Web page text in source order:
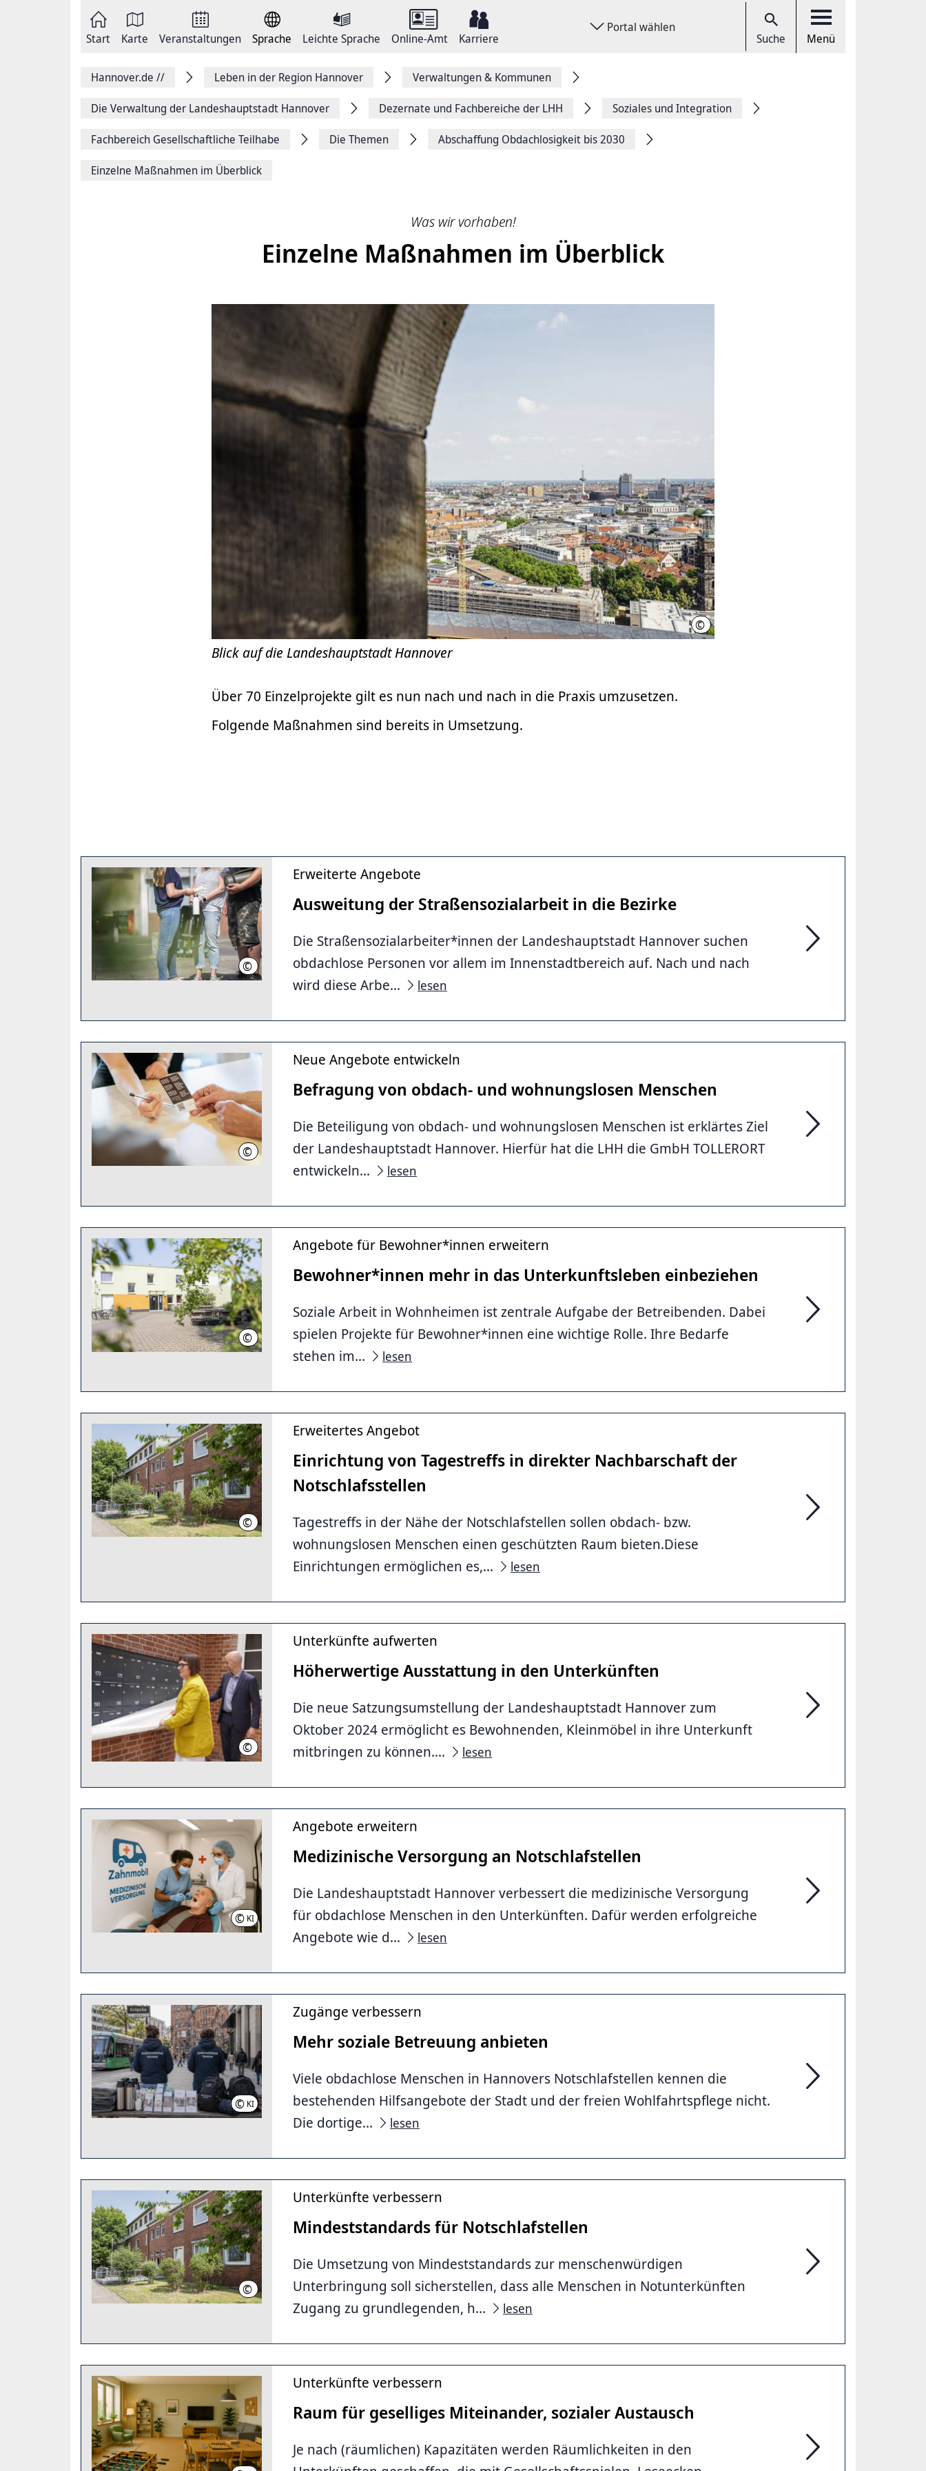
Start Karte Veranstaltungen Sprache Leichte Sprache Online-Amt Karriere
Portal wählen
Suche Menü
Hannover.de // Leben in der Region Hannover Verwaltungen & Kommunen
Die Verwaltung der Landeshauptstadt Hannover Dezernate und Fachbereiche der LHH Soziales und Integration
Fachbereich Gesellschaftliche Teilhabe Die Themen Abschaffung Obdachlosigkeit bis 2030
Einzelne Maßnahmen im Überblick
Was wir vorhaben!
Einzelne Maßnahmen im Überblick
© LHH/AL-Jammali
Blick auf die Landeshauptstadt Hannover
Über 70 Einzelprojekte gilt es nun nach und nach in die Praxis umzusetzen.
Folgende Maßnahmen sind bereits in Umsetzung.
© LHH/AL-Jammali
Erweiterte Angebote
Ausweitung der Straßensozialarbeit in die Bezirke
Die Straßensozialarbeiter*innen der Landeshauptstadt Hannover suchen
obdachlose Personen vor allem im Innenstadtbereich auf. Nach und nach
wird diese Arbe...
lesen
© LHH/AL-Jammali
Neue Angebote entwickeln
Befragung von obdach- und wohnungslosen Menschen
Die Beteiligung von obdach- und wohnungslosen Menschen ist erklärtes Ziel
der Landeshauptstadt Hannover. Hierfür hat die LHH die GmbH TOLLERORT
entwickeln...
lesen
© LHH/AL-Jammali
Angebote für Bewohner*innen erweitern
Bewohner*innen mehr in das Unterkunftsleben einbeziehen
Soziale Arbeit in Wohnheimen ist zentrale Aufgabe der Betreibenden. Dabei
spielen Projekte für Bewohner*innen eine wichtige Rolle. Ihre Bedarfe
stehen im...
lesen
© LHH/AL-Jammali
Erweitertes Angebot
Einrichtung von Tagestreffs in direkter Nachbarschaft der
Notschlafsstellen
Tagestreffs in der Nähe der Notschlafstellen sollen obdach- bzw.
wohnungslosen Menschen einen geschützten Raum bieten.Diese
Einrichtungen ermöglichen es,...
lesen
© LHH
Unterkünfte aufwerten
Höherwertige Ausstattung in den Unterkünften
Die neue Satzungsumstellung der Landeshauptstadt Hannover zum
Oktober 2024 ermöglicht es Bewohnenden, Kleinmöbel in ihre Unterkunft
mitbringen zu können....
lesen
© KI -BILD | LHH
Angebote erweitern
Medizinische Versorgung an Notschlafstellen
Die Landeshauptstadt Hannover verbessert die medizinische Versorgung
für obdachlose Menschen in den Unterkünften. Dafür werden erfolgreiche
Angebote wie d...
lesen
© KI -BILD | LHH
Zugänge verbessern
Mehr soziale Betreuung anbieten
Viele obdachlose Menschen in Hannovers Notschlafstellen kennen die
bestehenden Hilfsangebote der Stadt und der freien Wohlfahrtspflege nicht.
Die dortige...
lesen
© LHH/AL-Jammali
Unterkünfte verbessern
Mindeststandards für Notschlafstellen
Die Umsetzung von Mindeststandards zur menschenwürdigen
Unterbringung soll sicherstellen, dass alle Menschen in Notunterkünften
Zugang zu grundlegenden, h...
lesen
Unterkünfte verbessern
Raum für geselliges Miteinander, sozialer Austausch
Je nach (räumlichen) Kapazitäten werden Räumlichkeiten in den